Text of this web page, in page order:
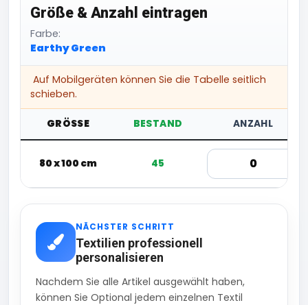
Größe & Anzahl eintragen
Farbe:
Earthy Green
Auf Mobilgeräten können Sie die Tabelle seitlich
schieben.
GRÖSSE BESTAND ANZAHL
80 x 100 cm 45
NÄCHSTER SCHRITT
Textilien professionell
personalisieren
Nachdem Sie alle Artikel ausgewählt haben,
können Sie Optional jedem einzelnen Textil